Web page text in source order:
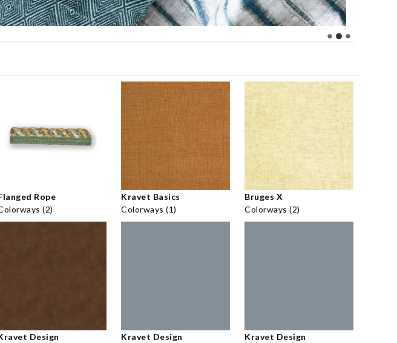
Rope
(2)
Kravet Basics
Colorways (1)
Bruges X
Colorways (2)
Design
Kravet Design
Kravet Design